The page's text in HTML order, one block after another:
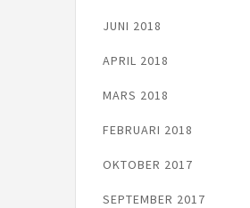
JUNI 2018
APRIL 2018
MARS 2018
FEBRUARI 2018
OKTOBER 2017
SEPTEMBER 2017